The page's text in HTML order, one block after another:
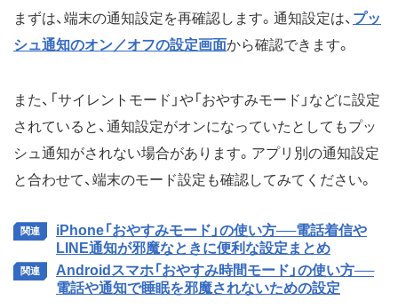
まずは、端末の通知設定を再確認します。通知設定は、 プッ
シュ通知のオン／オフの設定画面から確認できます。
また、「サイレントモード」や「おやすみモード」などに設定
されていると、通知設定がオンになっていたとしてもプッ
シュ通知がされない場合があります。アプリ別の通知設定
と合わせて、端末のモード設定も確認してみてください。
iPhone「おやすみモード」の使い方──電話着信や
LINE通知が邪魔なときに便利な設定まとめ
Androidスマホ「おやすみ時間モード」の使い方──
電話や通知で睡眠を邪魔されないための設定